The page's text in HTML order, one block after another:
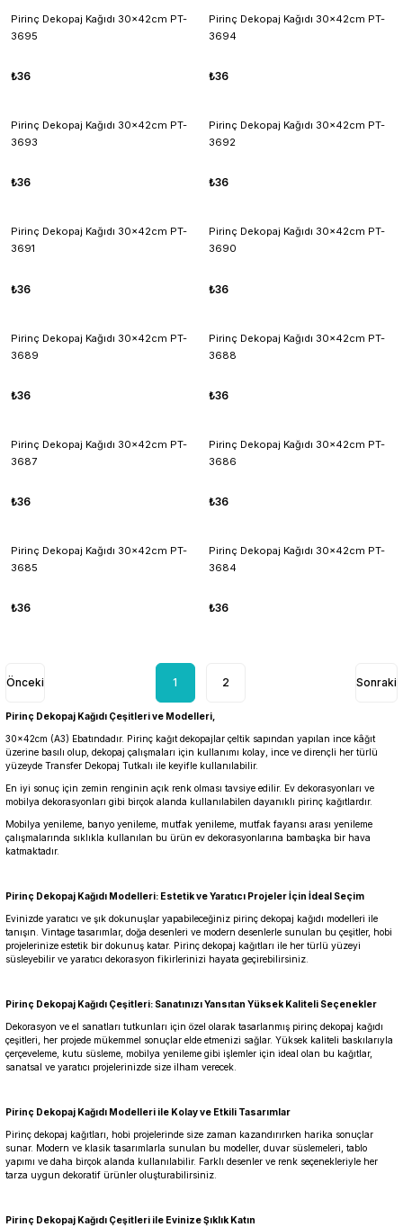
Pirinç Dekopaj Kağıdı 30x42cm PT-
3695
₺36
Pirinç Dekopaj Kağıdı 30x42cm PT-
3694
₺36
Pirinç Dekopaj Kağıdı 30x42cm PT-
3693
₺36
Pirinç Dekopaj Kağıdı 30x42cm PT-
3692
₺36
Pirinç Dekopaj Kağıdı 30x42cm PT-
3691
₺36
Pirinç Dekopaj Kağıdı 30x42cm PT-
3690
₺36
Pirinç Dekopaj Kağıdı 30x42cm PT-
3689
₺36
Pirinç Dekopaj Kağıdı 30x42cm PT-
3688
₺36
Pirinç Dekopaj Kağıdı 30x42cm PT-
3687
₺36
Pirinç Dekopaj Kağıdı 30x42cm PT-
3686
₺36
Pirinç Dekopaj Kağıdı 30x42cm PT-
3685
₺36
Pirinç Dekopaj Kağıdı 30x42cm PT-
3684
₺36
1 2
Pirinç Dekopaj Kağıdı Çeşitleri ve Modelleri,
30x42cm (A3) Ebatındadır. Pirinç kağıt dekopajlar çeltik sapından yapılan ince kâğıt
üzerine basılı olup, dekopaj çalışmaları için kullanımı kolay, ince ve dirençli her türlü
yüzeyde Transfer Dekopaj Tutkalı ile keyifle kullanılabilir.
En iyi sonuç için zemin renginin açık renk olması tavsiye edilir. Ev dekorasyonları ve
mobilya dekorasyonları gibi birçok alanda kullanılabilen dayanıklı pirinç kağıtlardır.
Mobilya yenileme, banyo yenileme, mutfak yenileme, mutfak fayansı arası yenileme
çalışmalarında sıklıkla kullanılan bu ürün ev dekorasyonlarına bambaşka bir hava
katmaktadır.
Pirinç Dekopaj Kağıdı Modelleri: Estetik ve Yaratıcı Projeler İçin İdeal Seçim
Evinizde yaratıcı ve şık dokunuşlar yapabileceğiniz pirinç dekopaj kağıdı modelleri ile
tanışın. Vintage tasarımlar, doğa desenleri ve modern desenlerle sunulan bu çeşitler, hobi
projelerinize estetik bir dokunuş katar. Pirinç dekopaj kağıtları ile her türlü yüzeyi
süsleyebilir ve yaratıcı dekorasyon fikirlerinizi hayata geçirebilirsiniz.
Pirinç Dekopaj Kağıdı Çeşitleri: Sanatınızı Yansıtan Yüksek Kaliteli Seçenekler
Dekorasyon ve el sanatları tutkunları için özel olarak tasarlanmış pirinç dekopaj kağıdı
çeşitleri, her projede mükemmel sonuçlar elde etmenizi sağlar. Yüksek kaliteli baskılarıyla
çerçeveleme, kutu süsleme, mobilya yenileme gibi işlemler için ideal olan bu kağıtlar,
sanatsal ve yaratıcı projelerinizde size ilham verecek.
Pirinç Dekopaj Kağıdı Modelleri ile Kolay ve Etkili Tasarımlar
Pirinç dekopaj kağıtları, hobi projelerinde size zaman kazandırırken harika sonuçlar
sunar. Modern ve klasik tasarımlarla sunulan bu modeller, duvar süslemeleri, tablo
yapımı ve daha birçok alanda kullanılabilir. Farklı desenler ve renk seçenekleriyle her
tarza uygun dekoratif ürünler oluşturabilirsiniz.
Pirinç Dekopaj Kağıdı Çeşitleri ile Evinize Şıklık Katın